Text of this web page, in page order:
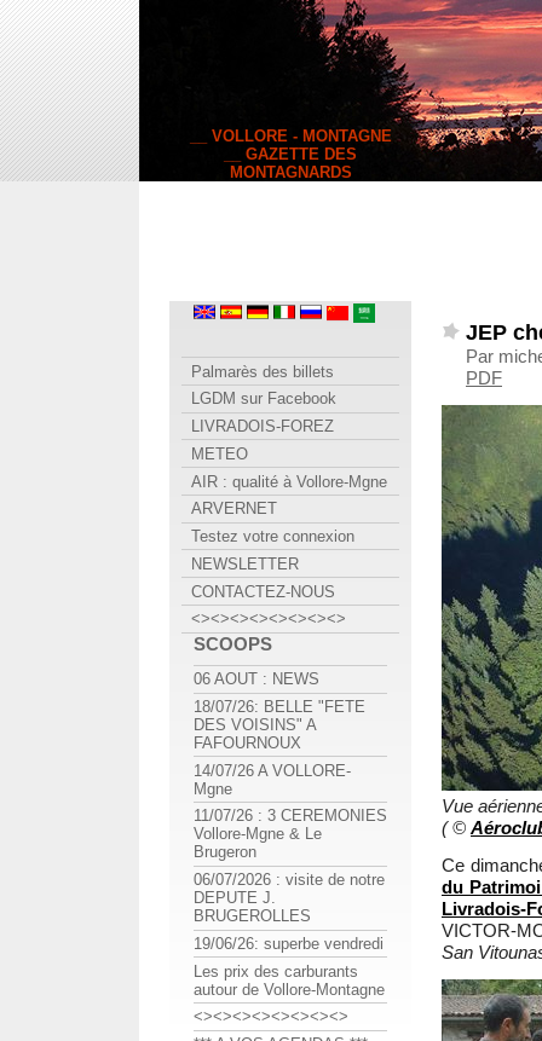
__ VOLLORE - MONTAGNE
__ GAZETTE DES
MONTAGNARDS
JEP
Par
PDF
Vue
( ©
Ce
du
Livradois-
VICTOR-
San
Palmarès des billets
LGDM sur Facebook
LIVRADOIS-FOREZ
METEO
AIR : qualité à Vollore-Mgne
ARVERNET
Testez votre connexion
NEWSLETTER
CONTACTEZ-NOUS
<><><><><><><><>
SCOOPS
06 AOUT : NEWS
18/07/26: BELLE "FETE
DES VOISINS" A
FAFOURNOUX
14/07/26 A VOLLORE-
Mgne
11/07/26 : 3 CEREMONIES
Vollore-Mgne & Le
Brugeron
06/07/2026 : visite de notre
DEPUTE J.
BRUGEROLLES
19/06/26: superbe vendredi
Les prix des carburants
autour de Vollore-Montagne
<><><><><><><><>